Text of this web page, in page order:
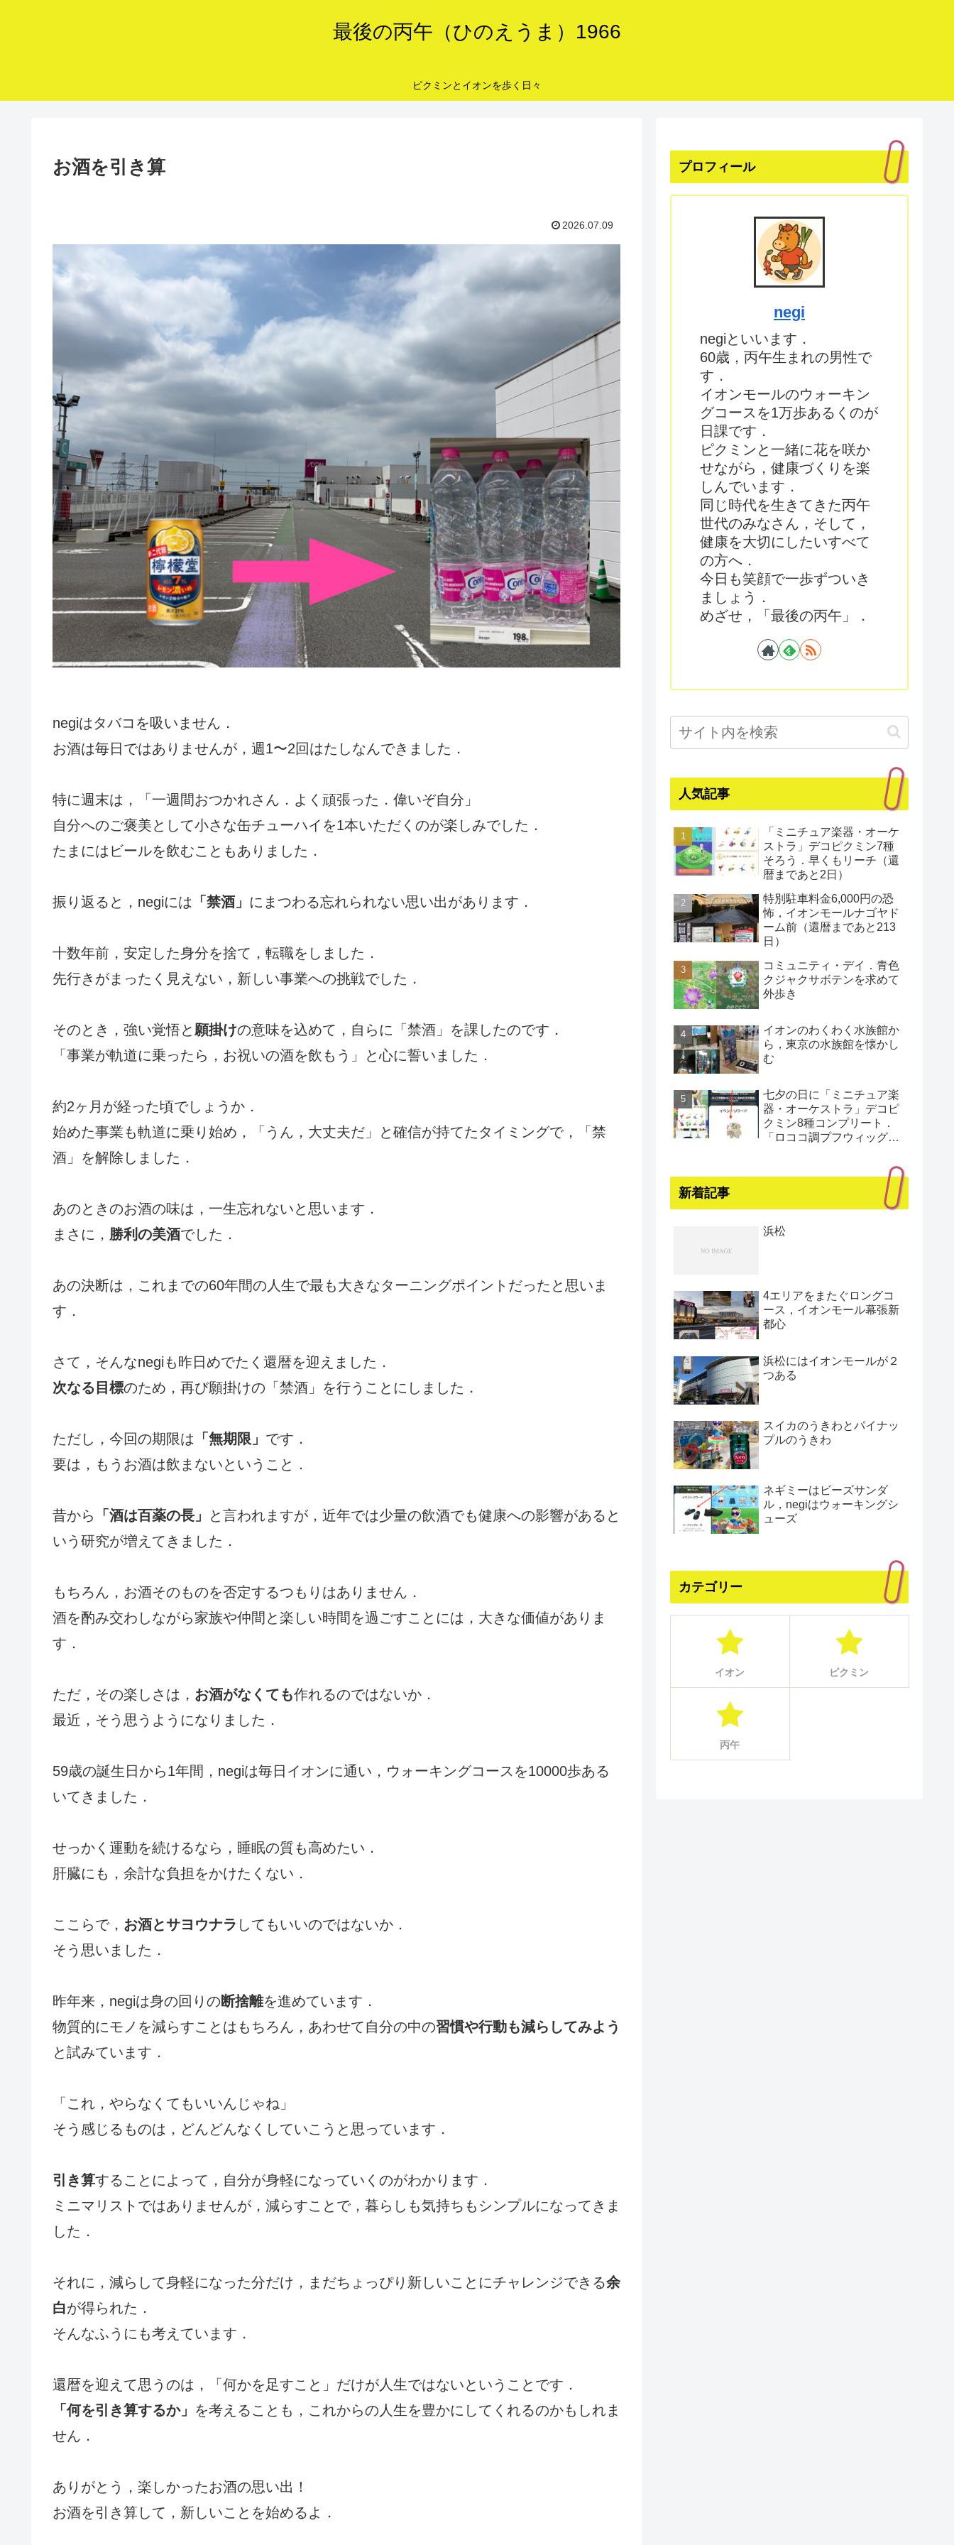
最後の丙午（ひのえうま）1966
ピクミンとイオンを歩く日々
お酒を引き算
2026.07.09
negiはタバコを吸いません．
お酒は毎日ではありませんが，週1〜2回はたしなんできました．
特に週末は，「一週間おつかれさん．よく頑張った．偉いぞ自分」
自分へのご褒美として小さな缶チューハイを1本いただくのが楽しみでした．
たまにはビールを飲むこともありました．
振り返ると，negiには 「禁酒」 にまつわる忘れられない思い出があります．
十数年前，安定した身分を捨て，転職をしました．
先行きがまったく見えない，新しい事業への挑戦でした．
そのとき，強い覚悟と 願掛けの意味を込めて，自らに「禁酒」を課したのです．
「事業が軌道に乗ったら，お祝いの酒を飲もう」と心に誓いました．
約2ヶ月が経った頃でしょうか．
始めた事業も軌道に乗り始め，「うん，大丈夫だ」と確信が持てたタイミングで，「禁
酒」を解除しました．
あのときのお酒の味は，一生忘れないと思います．
まさに， 勝利の美酒でした．
あの決断は，これまでの60年間の人生で最も大きなターニングポイントだったと思いま
す．
さて，そんなnegiも昨日めでたく還暦を迎えました．
次なる目標のため，再び願掛けの「禁酒」を行うことにしました．
ただし，今回の期限は 「無期限」 です．
要は，もうお酒は飲まないということ．
昔から 「酒は百薬の長」
と言われますが，近年では少量の飲酒でも健康への影響があると
いう研究が増えてきました．
もちろん，お酒そのものを否定するつもりはありません．
酒を酌み交わしながら家族や仲間と楽しい時間を過ごすことには，大きな価値がありま
す．
ただ，その楽しさは， お酒がなくても作れるのではないか．
最近，そう思うようになりました．
59歳の誕生日から1年間，negiは毎日イオンに通い，ウォーキングコースを10000歩ある
いてきました．
せっかく運動を続けるなら，睡眠の質も高めたい．
肝臓にも，余計な負担をかけたくない．
ここらで， お酒とサヨウナラ してもいいのではないか．
そう思いました．
昨年来，negiは身の回りの断捨離を進めています．
物質的にモノを減らすことはもちろん，あわせて自分の中の習慣や行動も減らしてみよう
と試みています．
「これ，やらなくてもいいんじゃね」
そう感じるものは，どんどんなくしていこうと思っています．
引き算することによって，自分が身軽になっていくのがわかります．
ミニマリストではありませんが，減らすことで，暮らしも気持ちもシンプルになってきま
した．
それに，減らして身軽になった分だけ，まだちょっぴり新しいことにチャレンジできる余
白が得られた．
そんなふうにも考えています．
還暦を迎えて思うのは，「何かを足すこと」だけが人生ではないということです．
「何を引き算するか」 を考えることも，これからの人生を豊かにしてくれるのかもしれま
せん．
ありがとう，楽しかったお酒の思い出！
お酒を引き算して，新しいことを始めるよ．
プロフィール
negi
negiといいます．
60歳，丙午生まれの男性で
す．
イオンモールのウォーキン
グコースを1万歩あるくのが
日課です．
ピクミンと一緒に花を咲か
せながら，健康づくりを楽
しんでいます．
同じ時代を生きてきた丙午
世代のみなさん，そして，
健康を大切にしたいすべて
の方へ．
今日も笑顔で一歩ずついき
ましょう．
めざせ，「最後の丙午」．
人気記事
「ミニチュア楽器・オーケ
ストラ」デコピクミン7種
そろう．早くもリーチ（還
暦まであと2日）
特別駐車料金6,000円の恐
怖，イオンモールナゴヤド
ーム前（還暦まであと213
日）
コミュニティ・デイ．青色
クジャクサボテンを求めて
外歩き
イオンのわくわく水族館か
ら，東京の水族館を懐かし
む
七夕の日に「ミニチュア楽
器・オーケストラ」デコピ
クミン8種コンプリート．
「ロココ調プフウィッグ・
新着記事
浜松
4エリアをまたぐロングコ
ース，イオンモール幕張新
都心
浜松にはイオンモールが２
つある
スイカのうきわとパイナッ
プルのうきわ
ネギミーはビーズサンダ
ル，negiはウォーキングシ
ューズ
カテゴリー
イオン ピクミン
丙午